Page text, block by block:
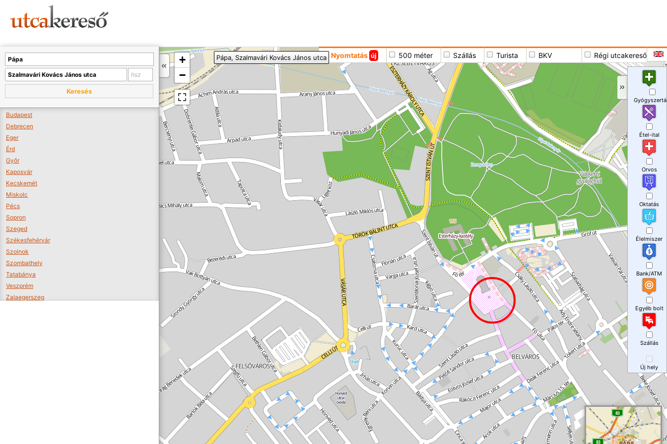
+
−
Nyomtatás új 500 méter Szállás Turista BKV Régi utcakereső
Pápa, Szalmavári Kovács János utca
Keresés
Budapest
Debrecen
Eger
Érd
Győr
Kaposvár
Kecskemét
Miskolc
Pécs
Sopron
Szeged
Székesfehérvár
Szolnok
Szombathely
Tatabánya
Veszprém
Zalaegerszeg
Étel-ital
Orvos
Oktatás
Élelmiszer
Bank/ATM
Egyéb bolt
Szállás
Új hely
A térképet kicsinyíteni kell, hogy látszódjanak a boltok.
Boltok látszódjanak >>